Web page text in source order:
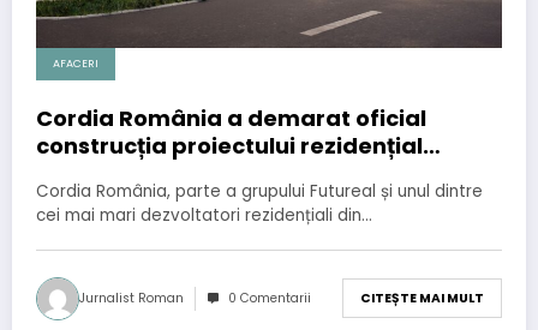
AFACERI
Cordia România a demarat oficial
construcția proiectului rezidențial
Cordia România, parte a grupului Futureal și unul dintre
cei mai mari dezvoltatori rezidențiali din…
Jurnalist Roman 0 Comentarii CITEȘTE MAI MULT